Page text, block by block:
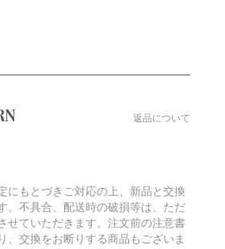
返品について
にもとづきご対応の上、新品と交換
。不具合、配送時の破損等は、ただ
せていただきます。注文前の注意書
、交換をお断りする商品もございま